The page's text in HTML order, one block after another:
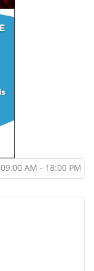
09:00 AM - 18:00 PM